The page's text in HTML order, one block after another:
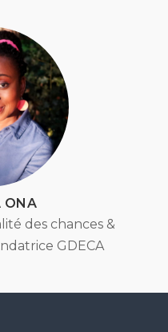
ONA
des chances &
GDECA